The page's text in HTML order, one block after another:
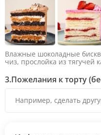
Влажные шоколадные
чиз, прослойка из тягучей
яркий вкус шоколада и
оставляя ни единого шанса
3.Пожелания к торту